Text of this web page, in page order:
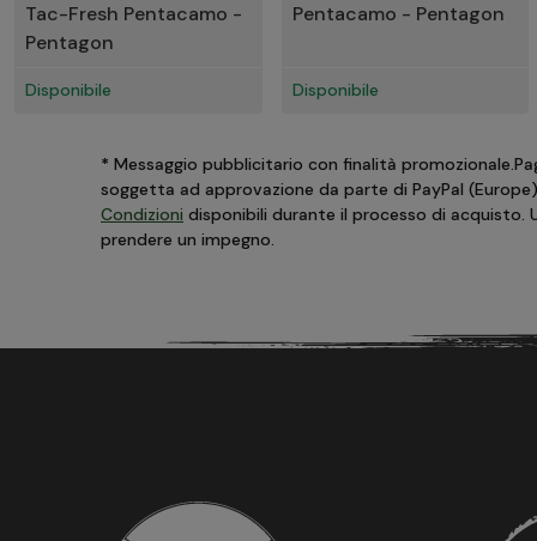
Tac-Fresh Pentacamo -
Pentagon
Disponibile
Pentacamo - Pentagon
Disponibile
* Messaggio pubblicitario con finalità
soggetta ad approvazione da parte di PayPal
Condizioni disponibili durante il processo di acquisto.
prendere un impegno.